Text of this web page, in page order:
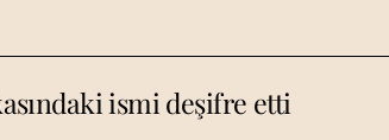
ismi deşifre etti